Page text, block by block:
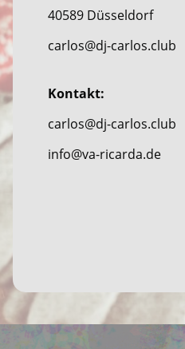
40589 Düsseldorf
carlos@dj-carlos.club
Kontakt:
carlos@dj-carlos.club
info@va-ricarda.de